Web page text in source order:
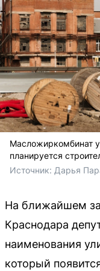
Масложиркомбинат
планируется
Источник: Дарья
На ближайшем
Краснодара
наименования
который